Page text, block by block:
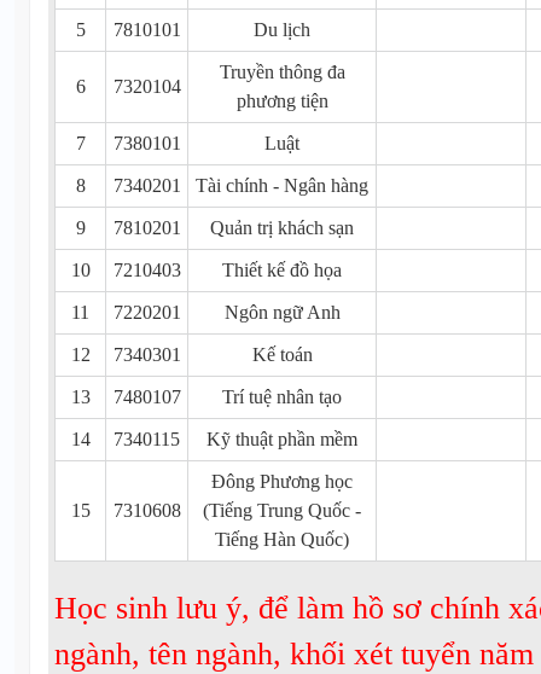
5 7810101 Du lịch
6 7320104
Truyền thông đa
phương tiện
7 7380101 Luật
8 7340201 Tài chính - Ngân hàng
9 7810201 Quản trị khách sạn
10 7210403 Thiết kế đồ họa
11 7220201 Ngôn ngữ Anh
12 7340301 Kế toán
13 7480107 Trí tuệ nhân tạo
14 7340115 Kỹ thuật phần mềm
15 7310608
Đông Phương học
(Tiếng Trung Quốc -
Tiếng Hàn Quốc)
Học sinh lưu ý, để làm hồ sơ chính
ngành, tên ngành, khối xét tuyển